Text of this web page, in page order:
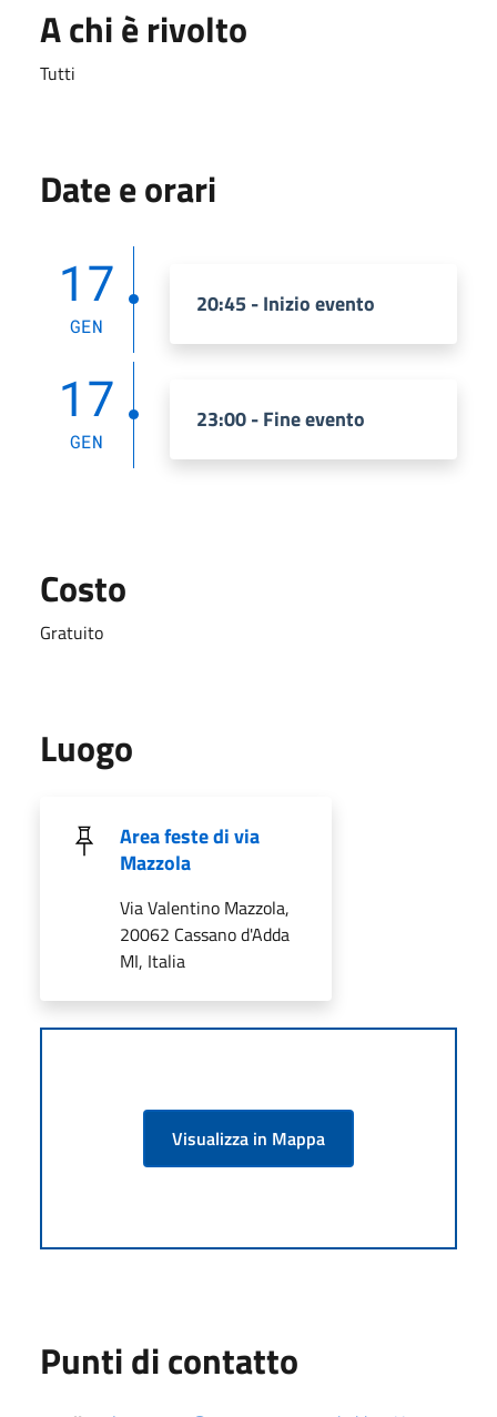
A chi è rivolto
Tutti
Date e orari
17
GEN
20:45 - Inizio evento
17
GEN
23:00 - Fine evento
Costo
Gratuito
Luogo
Area feste di via
Mazzola
Via Valentino Mazzola,
20062 Cassano d'Adda
MI, Italia
Visualizza in Mappa
Punti di contatto